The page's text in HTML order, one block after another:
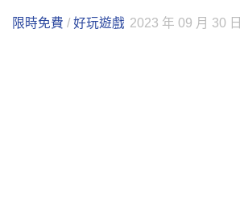
限時免費 / 好玩遊戲 2023 年 09 月 30 日